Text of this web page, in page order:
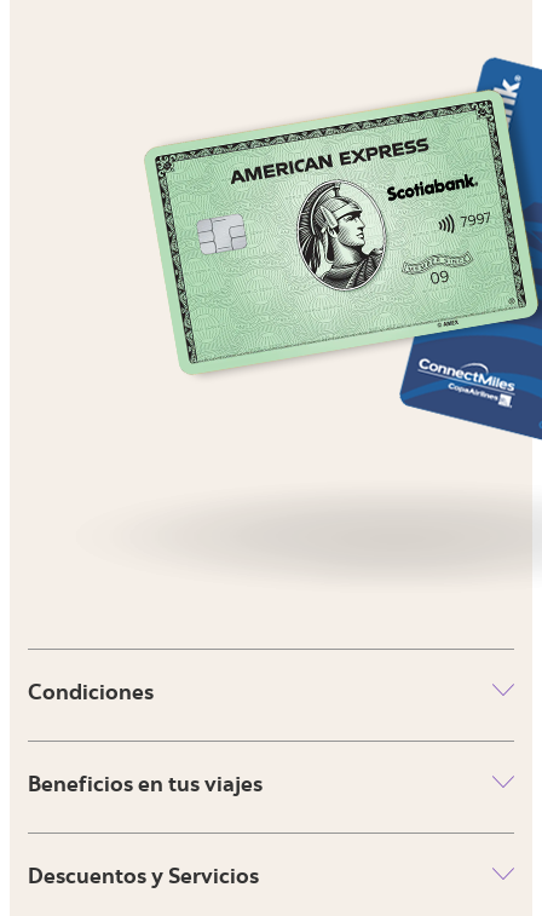
Condiciones
Beneficios en tus viajes
Descuentos y Servicios